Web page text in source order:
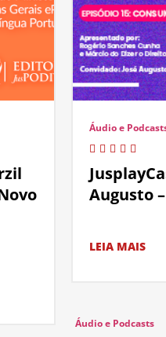
Áudio e
Augusto
LEIA MAIS
Áudio e Podcasts